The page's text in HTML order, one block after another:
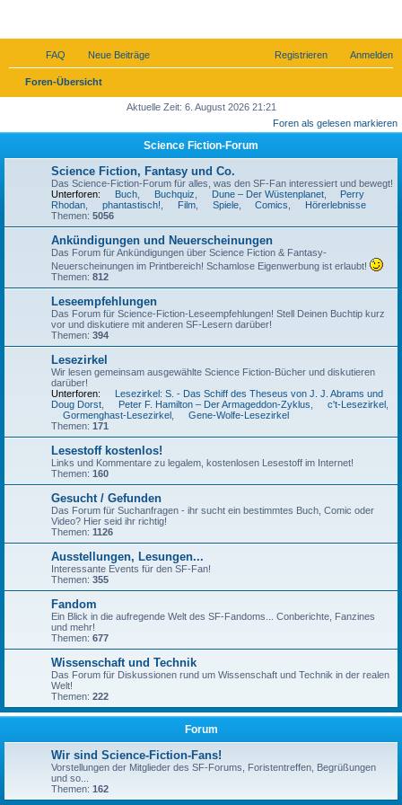
FAQ Neue Beiträge Anmelden
Registrieren
Foren-Übersicht
c
Aktuelle Zeit: 6. August 2026 21:21
Foren als gelesen markieren
Science Fiction-Forum
Science Fiction, Fantasy und Co.
Das Science-Fiction-Forum für alles, was den SF-Fan interessiert und bewegt!
Unterforen:
Buch, Buchquiz Dune – Der Wüstenplanet,
Perry
Rhodan
phantastisch! Film, Spiele, Comics
Hörerlebnisse
Themen: 5056
Ankündigungen und Neuerscheinungen
Das Forum für Ankündigungen über Science Fiction & Fantasy-
Neuerscheinungen im Printbereich! Schamlose Eigenwerbung ist erlaubt!
Themen: 812
Leseempfehlungen
Das Forum für Science-Fiction-Leseempfehlungen! Stell Deinen Buchtip kurz
vor und diskutiere mit anderen SF-Lesern darüber!
Themen: 394
Lesezirkel
Wir lesen gemeinsam ausgewählte Science Fiction-Bücher und diskutieren
darüber!
Unterforen:
Lesezirkel: S. - Das Schiff des Theseus von J. J. Abrams und
Doug Dorst
Peter F. Hamilton – Der Armageddon-Zyklus c't-Lesezirkel,
Gormenghast-Lesezirkel,
Gene-Wolfe-Lesezirkel
Themen: 171
Lesestoff kostenlos!
Links und Kommentare zu legalem, kostenlosen Lesestoff im Internet!
Themen: 160
Gesucht / Gefunden
Das Forum für Suchanfragen - ihr sucht ein bestimmtes Buch, Comic oder
Video? Hier seid ihr richtig!
Themen: 1126
Ausstellungen, Lesungen...
Interessante Events für den SF-Fan!
Themen: 355
Fandom
Ein Blick in die aufregende Welt des SF-Fandoms... Conberichte, Fanzines
und mehr!
Themen: 677
Wissenschaft und Technik
Das Forum für Diskussionen rund um Wissenschaft und Technik in der realen
Welt!
Themen: 222
Forum
Wir sind Science-Fiction-Fans!
Vorstellungen der Mitglieder des SF-Forums, Foristentreffen, Begrüßungen
und so...
Themen: 162